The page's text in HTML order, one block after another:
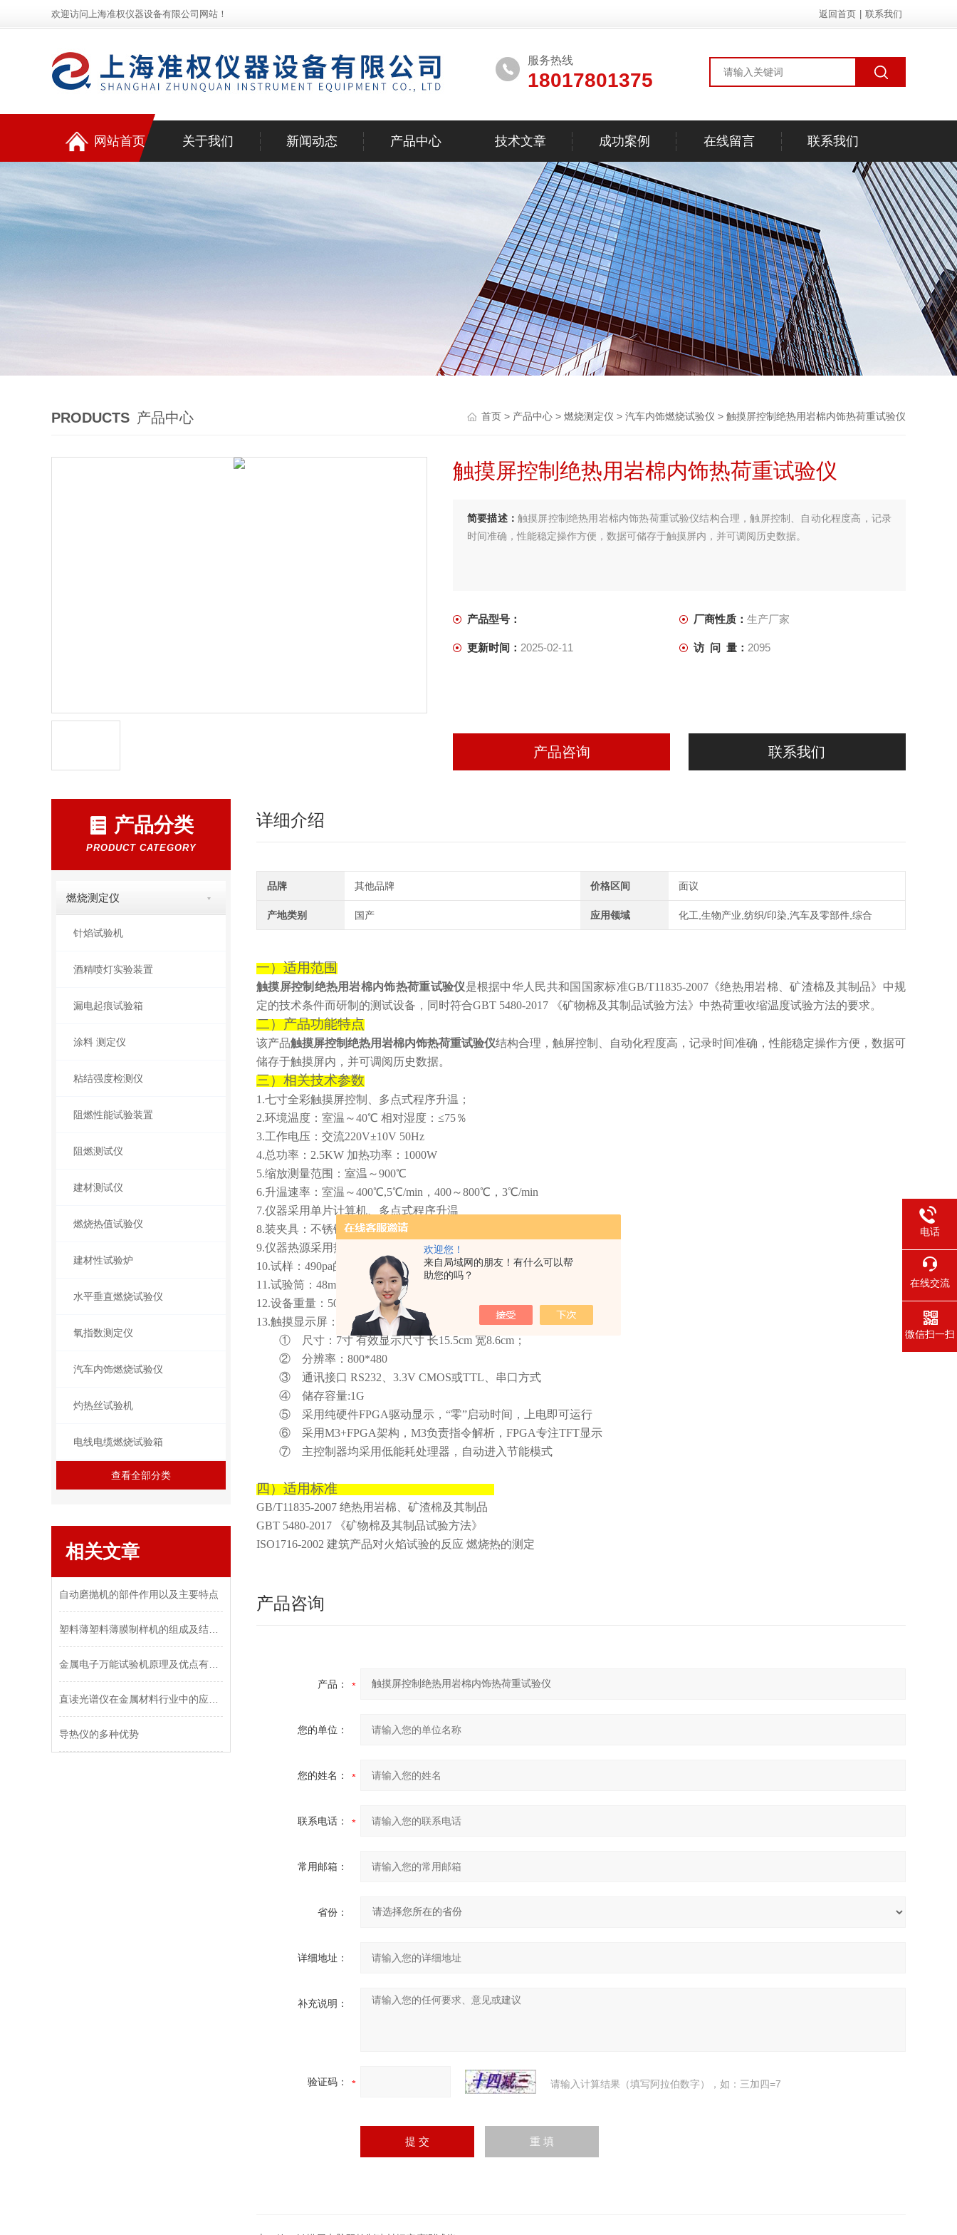
欢迎您！
来自局域网的朋友！有什么可以帮
助您的吗？
欢迎访问上海准权仪器设备有限公司网站！ 返回首页 联系我们
服务热线
18017801375
网站首页 关于我们 新闻动态 产品中心 技术文章 成功案例 在线留言 联系我们
PRODUCTS 产品中心 首页 > 产品中心 > 燃烧测定仪 > 汽车内饰燃烧试验仪 > 触摸屏控制绝热用岩棉内饰热荷重试验仪
触摸屏控制绝热用岩棉内饰热荷重试验仪
简要描述： 触摸屏控制绝热用岩棉内饰热荷重试验仪结构合理，触屏控制、自动化程度高，记录
时间准确，性能稳定操作方便，数据可储存于触摸屏内，并可调阅历史数据。
产品型号： 厂商性质： 生产厂家
更新时间： 2025-02-11 访 问 量： 2095
产品咨询 联系我们
产品分类
PRODUCT CATEGORY
燃烧测定仪
针焰试验机
酒精喷灯实验装置
漏电起痕试验箱
涂料 测定仪
粘结强度检测仪
阻燃性能试验装置
阻燃测试仪
建材测试仪
燃烧热值试验仪
建材性试验炉
水平垂直燃烧试验仪
氧指数测定仪
汽车内饰燃烧试验仪
灼热丝试验机
电线电缆燃烧试验箱
查看全部分类
相关文章
自动磨抛机的部件作用以及主要特点
导热仪的多种优势
详细介绍
品牌 其他品牌 价格区间 面议
产地类别 国产 应用领域 化工,生物产业,纺织/印染,汽车及零部件,综合
一）适用范围
触摸屏控制绝热用岩棉内饰热荷重试验仪是根据中华人民共和国 国家标准GB/T11835-2007《绝热用岩棉、矿渣棉及其制品》 中规
定的技术条件而研制 的测试设备 ，同时符合GBT 5480-2017 《矿物棉及其制品试验方法》中热荷重收缩温度试验方法的要求。
二）产品功能特点
该产品触摸屏控制绝热用岩棉内饰热荷重试验仪结构合理，触屏控制、自动化程度高，记录时间准确，性能稳定操作方便，数据可
储存于触摸屏内，并可调阅历史数据。
三）相关技术参数
1.七寸全彩触摸屏控制、多点式程序升温；
2.环境温度：室温～40℃ 相对湿度：≤75％
3.工作电压：交流220V±10V 50Hz
4.总功率： 2.5KW 加热功率：1000W
5.缩放测量范围：室温～900℃
6.升温速率： 室温 ～400℃,5℃/min，400～800℃ ， 3℃/min
7.仪器采用单片计算机、多点式程序升温
8.装夹具：不锈钢材料；抗腐蚀
9.仪器热源采用热板式
10.试样： 490pa的压力
11.试验筒： 48mm
1mm
1 2.设备重量：50 Kg
13.触摸显示屏：
①
尺寸：7寸 有效显示尺寸 长15.5cm 宽8.6cm；
② 分辨率：800*480
③ 通讯接口 RS232、3.3V CMOS或TTL、串口方式
④ 储存容量:1G
⑤ 采用纯硬件FPGA驱动显示，“零”启动时间，上电即可运行
⑥ 采用M3+FPGA架构，M3负责指令解析，FPGA专注TFT显示
⑦ 主控制器均采用低能耗处理器，自动进入节能模式
四）适用标准
GB/T11835-2007 绝热用岩棉、矿渣棉及其制品
GBT 5480-2017 《矿物棉及其制品试验方法》
ISO1716-2002 建筑产品对火焰试验的反应 燃烧热的测定
产品咨询
产品：
您的单位：
您的姓名：
联系电话：
常用邮箱：
省份：
详细地址：
补充说明：
验证码： 请输入计算结果（填写阿拉伯数字），如：三加四=7
电话
在线交流
微信扫一扫